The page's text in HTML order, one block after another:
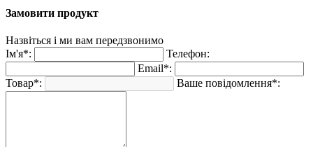
Замовити продукт
Назвіться і ми вам передзвонимо
Ім'я*:
Телефон:
Email*:
Товар*:
Ваше повідомлення*: